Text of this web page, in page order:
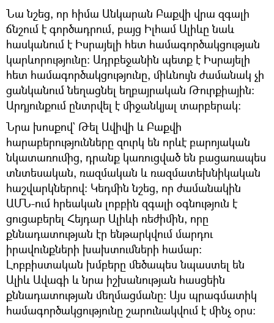
Նա նշեց, որ հիմա Անկարան Բաքվի վրա զգալի
ճնշում է գործադրում, բայց Իլհամ Ալիևը նաև
հասկանում է Իսրայելի հետ համագործակցության
կարևորությունը։ Ադրբեջանին պետք է Իսրայելի
հետ համագործակցությունը, միևնույն ժամանակ չի
ցանկանում նեղացնել եղբայրական Թուրքիային։
Արդյունքում ընտրվել է միջանկյալ տարբերակ։
Նրա խոսքով` Թել Ավիվի և Բաքվի
հարաբերությունները զուրկ են որևէ բարոյական
նկատառումից, դրանք կառուցված են բացառապես
տնտեսական, ռազմական և ռազմատեխնիկական
հաշվարկներով: Կեդմին նշեց, որ ժամանակին
ԱՄՆ-ում հրեական լոբբին զգալի օգնություն է
ցուցաբերել Հեյդար Ալիևի ռեժիմին, որը
քննադատության էր ենթարկվում մարդու
իրավունքների խախտումների համար:
Լոբբիստական խմբերը մեծապես նպաստել են
Ալիև Ավագի և նրա իշխանության հասցեին
քննադատության մեղմացմանը։ Այս պրագմատիկ
համագործակցությունը շարունակվում է մինչ օրս։